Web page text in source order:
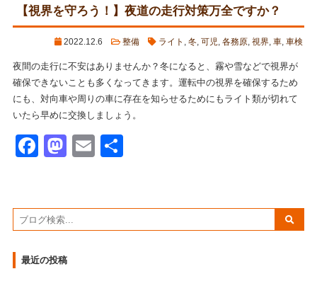
【視界を守ろう！】夜道の走行対策万全ですか？
2022.12.6 整備 ライト 冬, 可児 各務原, 視界, 車, 車検
夜間の走行に不安はありませんか？冬になると、霧や雪などで視界が
確保できないことも多くなってきます。運転中の視界を確保するため
にも、対向車や周りの車に存在を知らせるためにもライト類が切れて
いたら早めに交換しましょう。
Facebook
Mastodon
Email
最近の投稿